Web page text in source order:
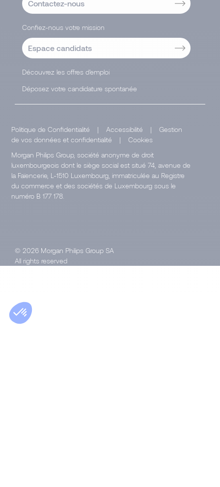
Contactez-nous
Confiez-nous votre mission
Espace candidats
Découvrez les offres d'emploi
Déposez votre candidature spontanée
Politique de Confidentialité | Accessibilité |
Gestion
de vos données et confidentialité
|
Cookies
Morgan Philips Group, société anonyme de droit
luxembourgeois dont le siège social est situé 74, avenue de
la Faïencerie, L-1510 Luxembourg, immatriculée au Registre
du commerce et des sociétés de Luxembourg sous le
numéro B 177 178.
© 2026 Morgan Philips Group SA
All rights reserved